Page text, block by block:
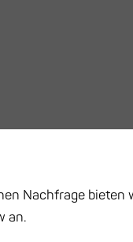
Nachfrage bieten
an.